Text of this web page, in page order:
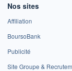
Nos sites
Affiliation
BoursoBank
Publicité
Site Groupe &